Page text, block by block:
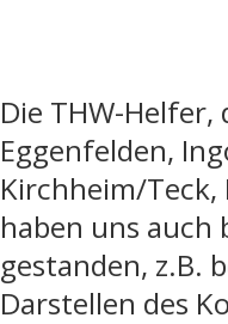
Die THW-
Eggenfelden,
Kirchheim/
haben uns auch
gestanden, z.B.
Darstellen des